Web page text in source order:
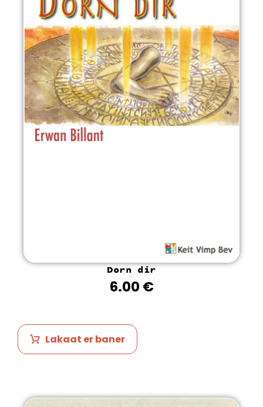
Dorn dir
6.00 €
Lakaat er baner